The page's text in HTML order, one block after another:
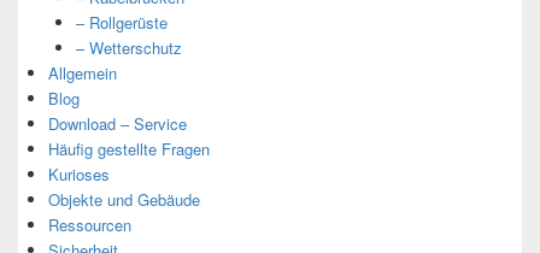
– Rollgerüste
– Wetterschutz
Allgemein
Blog
Download – Service
Häufig gestellte Fragen
Kurioses
Objekte und Gebäude
Ressourcen